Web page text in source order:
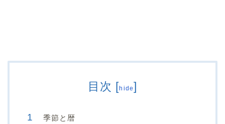
目次 [hide]
季節と暦